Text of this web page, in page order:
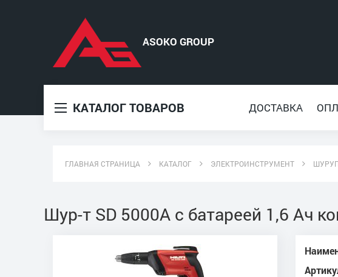
КАТАЛОГ ТОВАРОВ ДОСТАВКА
ГЛАВНАЯ СТРАНИЦА КАТАЛОГ ЭЛЕКТРОИНСТРУМЕНТ
Шур-т SD 5000A c батареей 1,6 Ач